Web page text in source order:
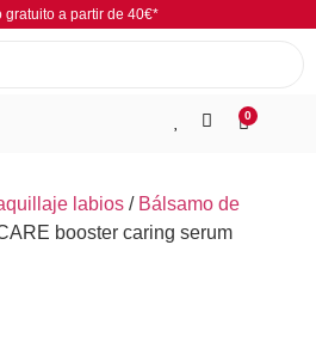
gratuito a partir de 40€*
0
labios / Bálsamo de
booster caring serum